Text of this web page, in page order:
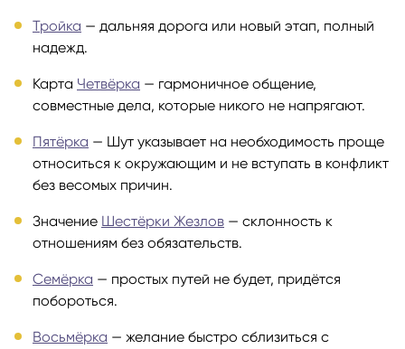
Тройка — дальняя дорога или новый этап, полный
надежд.
Карта Четвёрка — гармоничное общение,
совместные дела, которые никого не напрягают.
Пятёрка — Шут указывает на необходимость проще
относиться к окружающим и не вступать в конфликт
без весомых причин.
Значение Шестёрки Жезлов — склонность к
отношениям без обязательств.
Семёрка — простых путей не будет, придётся
побороться.
Восьмёрка — желание быстро сблизиться с